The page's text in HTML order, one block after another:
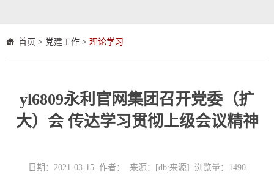
首页 > 党建工作 > 理论学习
yl6809永利官网集团召开党委（扩
大）会 传达学习贯彻上级会议精神
日期：2021-03-15 作者： 来源：[db:来源] 浏览量： 1490